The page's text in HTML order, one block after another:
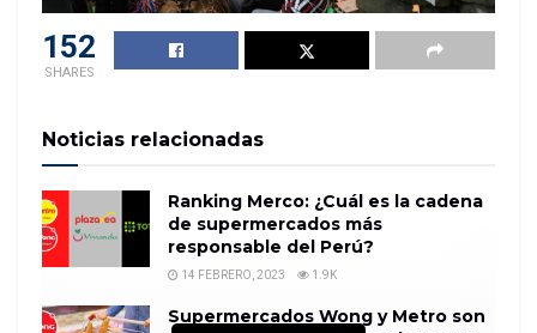
152
SHARES
Noticias relacionadas
Ranking Merco: ¿Cuál es la cadena
de supermercados más
responsable del Perú?
14 FEBRERO, 2023 1.9K
Supermercados Wong y Metro son